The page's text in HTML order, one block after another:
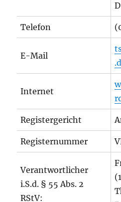
Telefon
E-Mail
Internet
Registergericht
Registernummer
Verantwortlicher
i.S.d. § 55 Abs. 2
RStV: